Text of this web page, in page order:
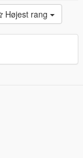
Højest rang